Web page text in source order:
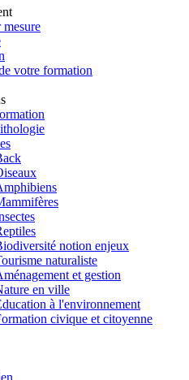
votre formation
notion enjeux
naturaliste
et gestion
en ville
à l'environnement
civique et citoyenne